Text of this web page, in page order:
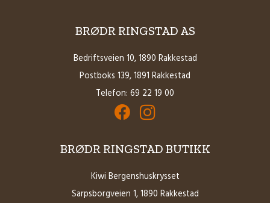
BRØDR RINGSTAD AS
Bedriftsveien 10, 1890 Rakkestad
Postboks 139, 1891 Rakkestad
Telefon: 69 22 19 00
BRØDR RINGSTAD BUTIKK
Kiwi Bergenshuskrysset
Sarpsborgveien 1, 1890 Rakkestad